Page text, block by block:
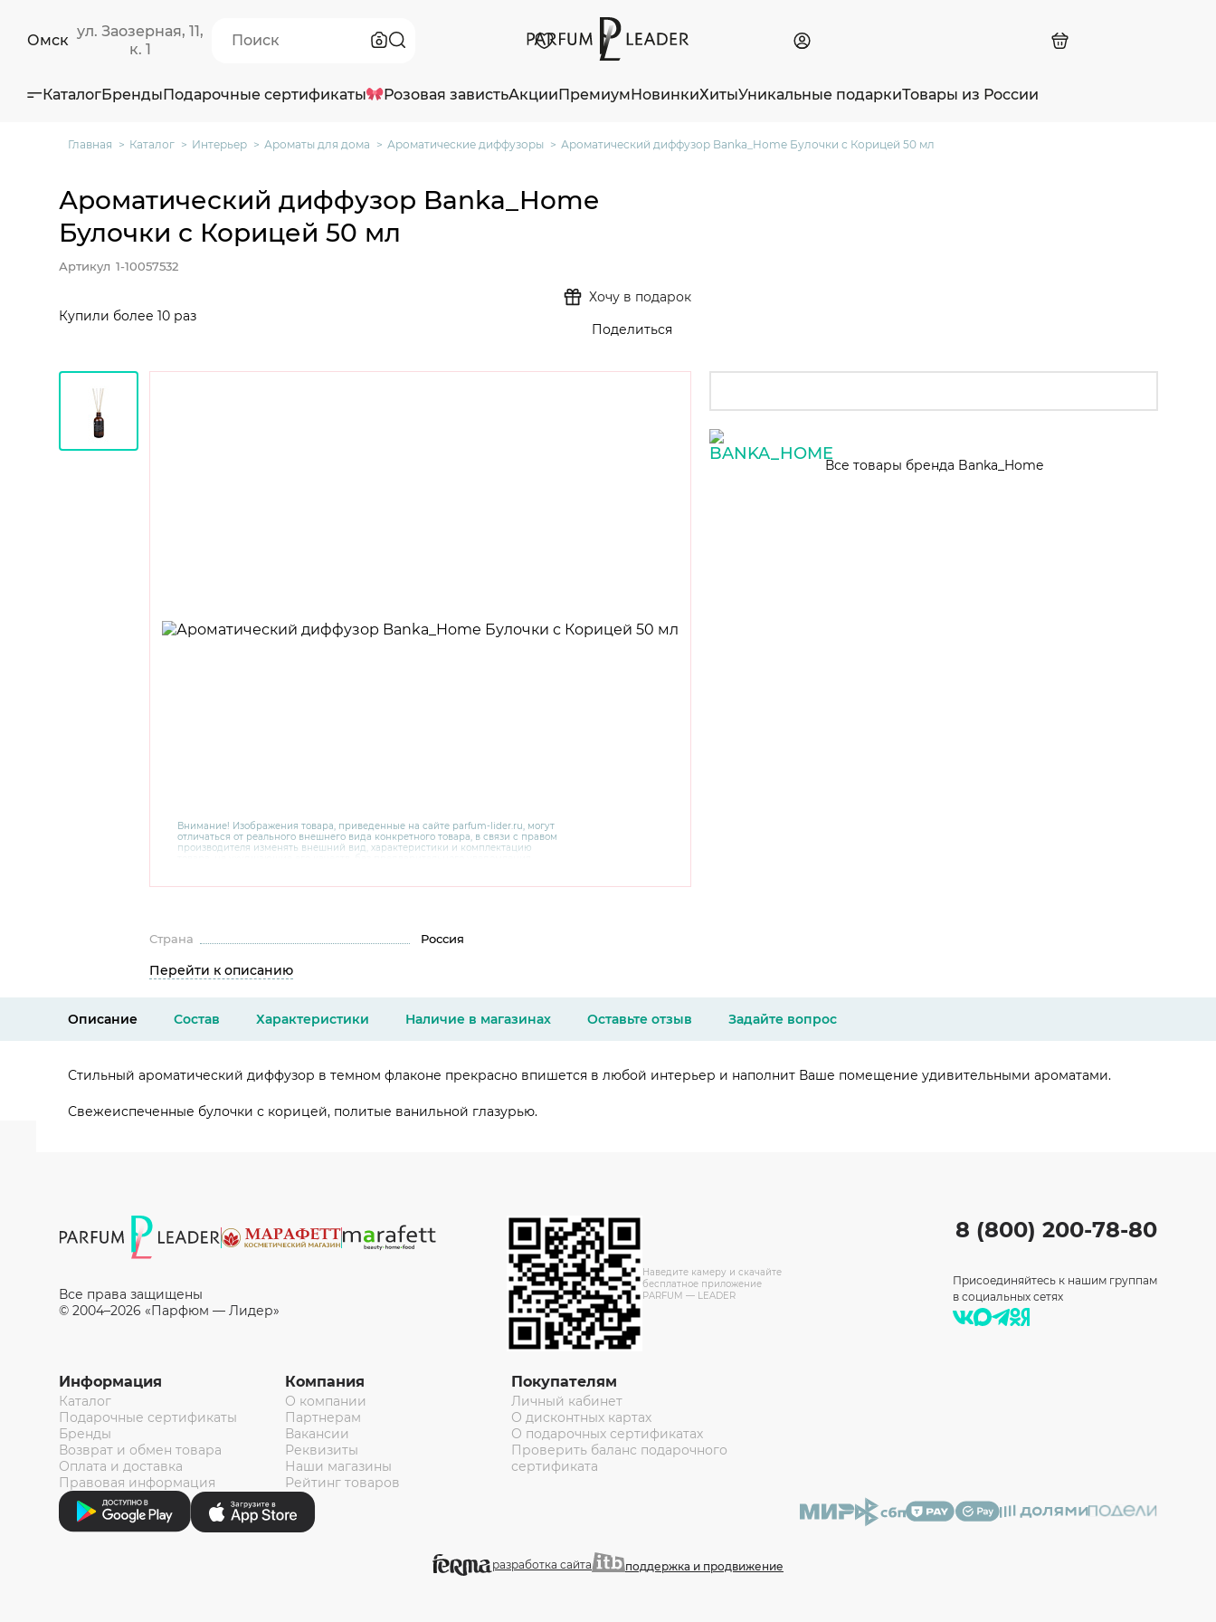
Омск
ул. Заозерная, 11,
к. 1
КаталогБрендыПодарочные сертификаты Розовая завистьАкцииПремиумНовинкиХитыУникальные подаркиТовары из России
Главная Каталог Интерьер Ароматы для дома Ароматические диффузоры Ароматический диффузор Banka_Home Булочки с Корицей 50 мл
Внимание! Изображения товара, приведенные на сайте parfum-lider.ru, могут
отличаться от реального внешнего вида конкретного товара, в связи с правом
производителя изменять внешний вид, характеристики и комплектацию
консультантов по номеру 8 800 200 78 80.
Ароматический диффузор Banka_Home
Булочки с Корицей 50 мл
Артикул 1-10057532
Купили более 10 раз
Хочу в подарок
Поделиться
Страна Россия
Перейти к описанию
Все товары бренда Banka_Home
Описание Состав Характеристики Наличие в магазинах Оставьте отзыв Задайте вопрос
Стильный ароматический диффузор в темном флаконе прекрасно впишется в любой интерьер и наполнит Ваше помещение удивительными ароматами.
Свежеиспеченные булочки с корицей, политые ванильной глазурью.
Все права защищены
© 2004–2026 «Парфюм — Лидер»
Наведите камеру и скачайте
бесплатное приложение
PARFUM — LEADER
Информация
Каталог
Подарочные сертификаты
Бренды
Возврат и обмен товара
Оплата и доставка
Правовая информация
Компания
О компании
Партнерам
Вакансии
Реквизиты
Наши магазины
Рейтинг товаров
Покупателям
Личный кабинет
О дисконтных картах
О подарочных сертификатах
Проверить баланс подарочного
сертификата
8 (800) 200-78-80
Присоединяйтесь к нашим группам
в социальных сетях
разработка сайта поддержка и продвижение